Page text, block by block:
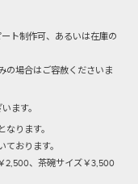
ト制作可、あるいは在庫の
の場合はご容赦くださいま
ます。
ります。
おります。
2,500、茶碗サイズ￥3,500